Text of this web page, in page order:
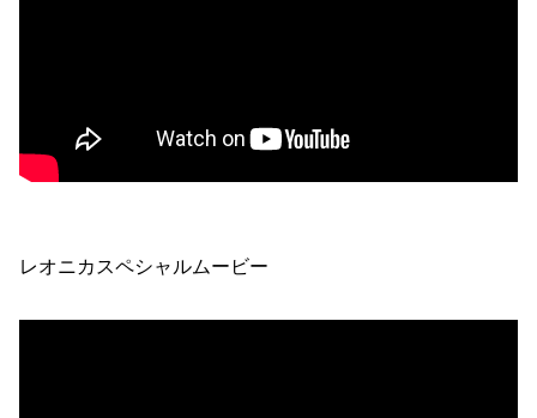
レオニカスペシャルムービー